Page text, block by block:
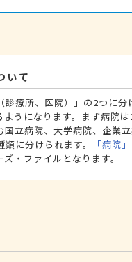
いて
療所、医院）」の2つに
うになります。まず病院
立病院、大学病院、企業
に分けられます。
「病院
・ファイルとなります。